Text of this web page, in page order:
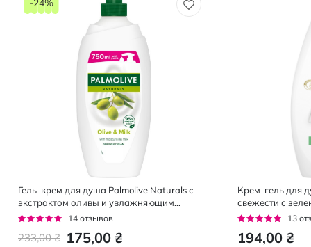
Гель-крем для душа Palmolive Naturals с
экстрактом оливы и увлажняющим
молочком 750 мл
Рейтинг:
14 отзывов
175,00 ₴
233,00 ₴
Крем-гель для
свежести с
мл
Рейтинг:
13
194,00 ₴